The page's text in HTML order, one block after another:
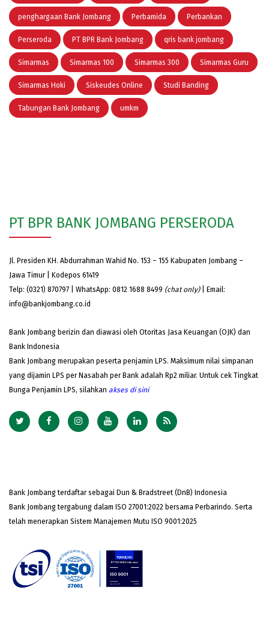
penghargaan Bank Jombang Perbamida Perbankan
Perseroda PT BPR Bank Jombang qris bank jombang
Simarmas Simarmas 100 Simarmas 300 Simarmas Guru
Simarmas Hoki Siskeudes Online Studi Banding
Tabungan Bank Jombang umkm
PT BPR BANK JOMBANG PERSERODA
Jl. Presiden KH. Abdurrahman Wahid No. 153 – 155 Kabupaten Jombang –
Jawa Timur | Kodepos 61419
Telp: (0321) 870797 | WhatsApp: 0812 1688 8499 (chat only)| Email:
info@bankjombang.co.id
Bank Jombang berizin dan diawasi oleh Otoritas Jasa Keuangan (OJK) dan
Bank Indonesia
Bank Jombang merupakan peserta penjamin LPS. Maksimum nilai simpanan
yang dijamin LPS per Nasabah per Bank adalah Rp2 miliar. Untuk cek Tingkat
Bunga Penjamin LPS, silahkan akses di sini
Bank Jombang terdaftar sebagai Dun & Bradstreet (DnB) Indonesia
Bank Jombang tergabung dalam ISO 27001:2022 bersama Perbarindo. Serta
telah menerapkan Sistem Manajemen Mutu ISO 9001:2025